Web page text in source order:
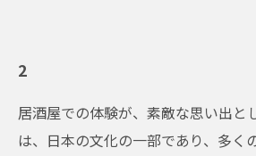
2
居酒屋での体験が、素敵な思い出と
は、日本の文化の一部であり、多く